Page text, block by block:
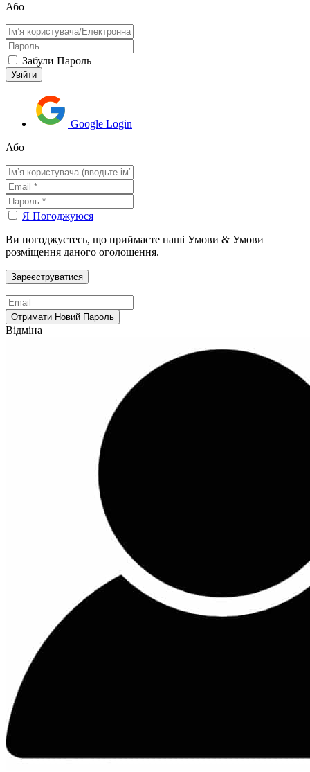
Або
Забули Пароль
Google Login
Або
Я Погоджуюся
Ви погоджуєтесь, що приймаєте наші Умови & Умови
розміщення даного оголошення.
Відміна